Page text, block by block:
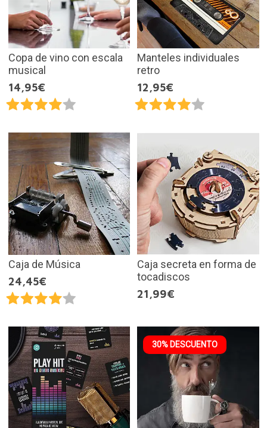
Copa de vino con escala
musical
14,95€
Manteles individuales
retro
12,95€
Caja de Música
24,45€
Caja secreta en forma de
tocadiscos
21,99€
30% DESCUENTO